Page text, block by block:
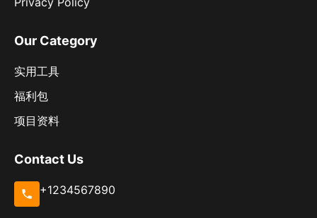
Our Category
实用工具
福利包
项目资料
Contact Us
+1234567890